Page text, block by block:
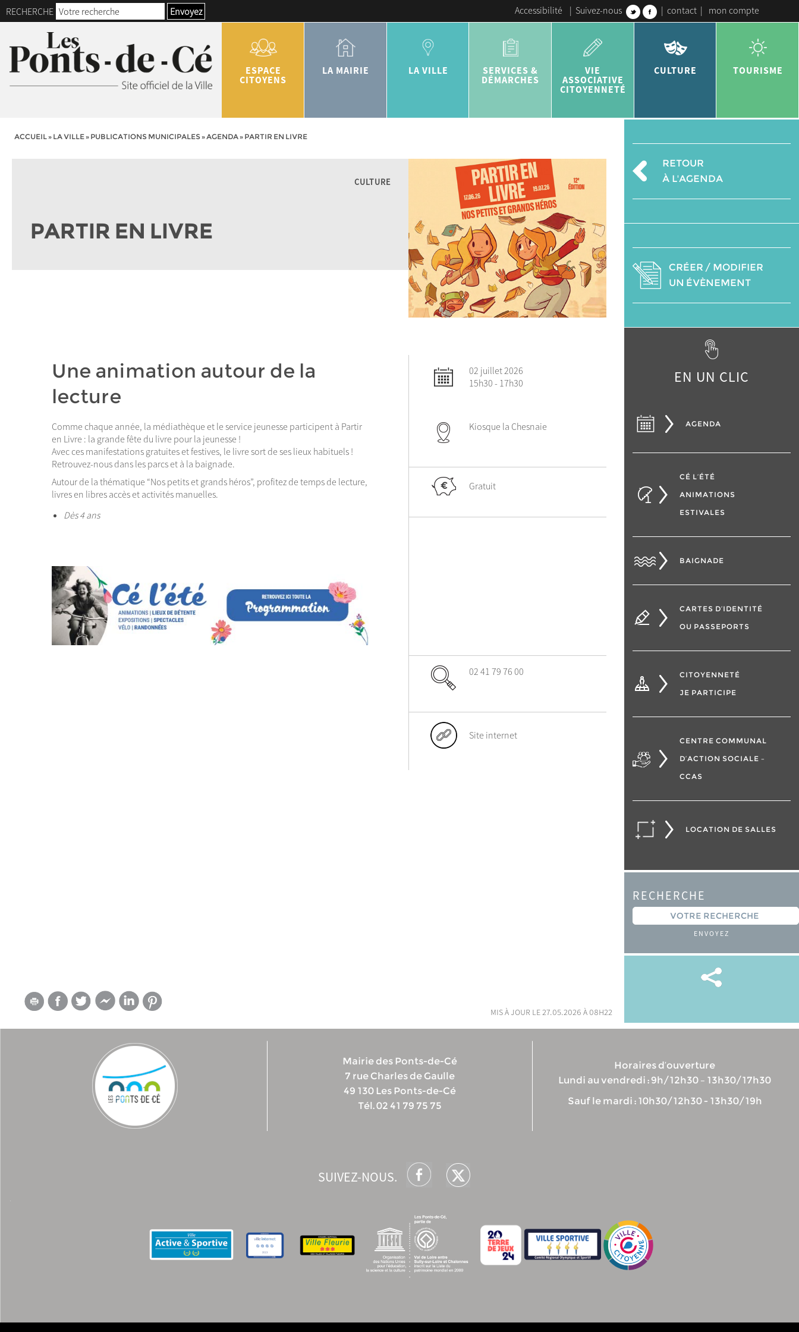
RECHERCHE Envoyez Accessibilité | Suivez-nous | contact | mon compte
ESPACE
CITOYENS
LA MAIRIE LA VILLE
SERVICES &
DÉMARCHES
VIE
ASSOCIATIVE
CITOYENNETÉ
CULTURE TOURISME
ACCUEIL» LA VILLE» PUBLICATIONS MUNICIPALES»AGENDA» PARTIR EN LIVRE
CULTURE
PARTIR EN LIVRE
Une animation autour de la
lecture
Comme chaque année, la médiathèque et le service jeunesse participent à Partir
en Livre : la grande fête du livre pour la jeunesse !
Avec ces manifestations gratuites et festives, le livre sort de ses lieux habituels !
Retrouvez-nous dans les parcs et à la baignade.
Autour de la thématique “Nos petits et grands héros”, profitez de temps de lecture,
livres en libres accès et activités manuelles.
Dès 4 ans
02 juillet 2026
15h30 - 17h30
Kiosque la Chesnaie
Gratuit
02 41 79 76 00
Site internet
mis à jour le 27.05.2026 à 08h22
RETOUR
À L'AGENDA
CRÉER / MODIFIER
UN ÉVÈNEMENT
EN UN CLIC
AGENDA
CÉ L’ÉTÉ
ANIMATIONS
ESTIVALES
BAIGNADE
CARTES D’IDENTITÉ
OU PASSEPORTS
CITOYENNETÉ
JE PARTICIPE
CENTRE COMMUNAL
D’ACTION SOCIALE –
CCAS
LOCATION DE SALLES
RECHERCHE
ENVOYEZ
Mairie des Ponts-de-Cé
7 rue Charles de Gaulle
49 130 Les Ponts-de-Cé
Tél. 02 41 79 75 75
Horaires d’ouverture
Lundi au vendredi : 9h/12h30 – 13h30/17h30
Sauf le mardi : 10h30/12h30 - 13h30/19h
SUIVEZ-NOUS.